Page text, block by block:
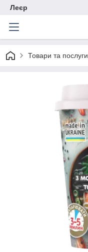
Леєр
Товари та послуги